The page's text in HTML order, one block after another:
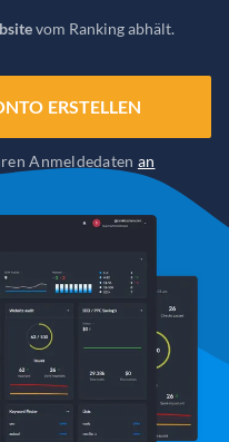
vom Ranking abhält.
ERSTELLEN
Anmeldedaten an